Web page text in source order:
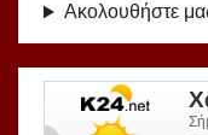
Ακολουθήστε